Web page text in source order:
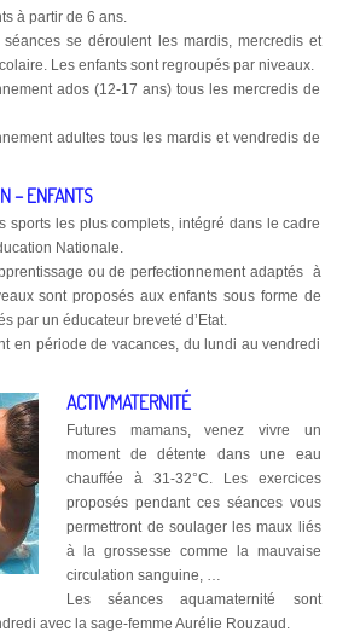
à partir de 6 ans.
séances se déroulent les mardis, mercredis et
Les enfants sont regroupés par niveaux.
ados (12-17 ans) tous les mercredis de
adultes tous les mardis et vendredis de
– ENFANTS
sports les plus complets, intégré dans le cadre
Nationale.
ou de perfectionnement adaptés à
sont proposés aux enfants sous forme de
par un éducateur breveté d’Etat.
en période de vacances, du lundi au vendredi
ACTIV’MATERNITÉ
Futures mamans, venez vivre un
moment de détente dans une eau
chauffée à 31-32°C. Les exercices
proposés pendant ces séances vous
permettront de soulager les maux liés
à la grossesse comme la mauvaise
circulation sanguine, …
Les séances aquamaternité sont
avec la sage-femme Aurélie Rouzaud.